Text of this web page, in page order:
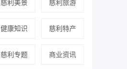
慈利美景 慈利旅游
健康知识 慈利特产
慈利专题 商业资讯